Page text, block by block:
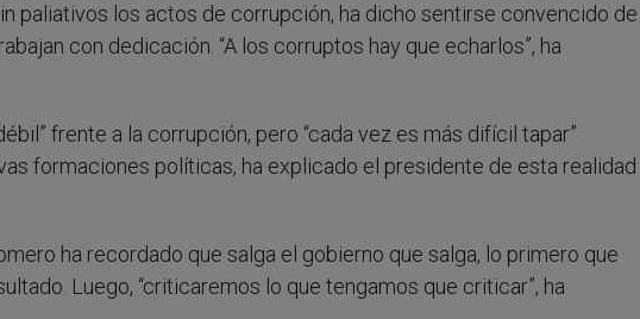
paliativos los actos de corrupción, ha dicho sentirse convencido de
con dedicación. “A los corruptos hay que echarlos”, ha
frente a la corrupción, pero “cada vez es más difícil tapar”
formaciones políticas, ha explicado el presidente de esta realidad
ha recordado que salga el gobierno que salga, lo primero que
Luego, “criticaremos lo que tengamos que criticar”, ha